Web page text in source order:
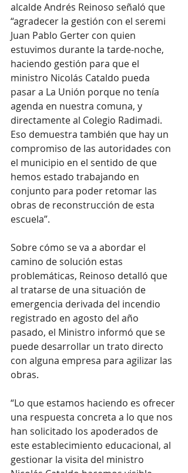
alcalde Andrés Reinoso señaló que
“agradecer la gestión con el seremi
Juan Pablo Gerter con quien
estuvimos durante la tarde-noche,
haciendo gestión para que el
ministro Nicolás Cataldo pueda
pasar a La Unión porque no tenía
agenda en nuestra comuna, y
directamente al Colegio Radimadi.
Eso demuestra también que hay un
compromiso de las autoridades con
el municipio en el sentido de que
hemos estado trabajando en
conjunto para poder retomar las
obras de reconstrucción de esta
escuela”.
Sobre cómo se va a abordar el
camino de solución estas
problemáticas, Reinoso detalló que
al tratarse de una situación de
emergencia derivada del incendio
registrado en agosto del año
pasado, el Ministro informó que se
puede desarrollar un trato directo
con alguna empresa para agilizar las
obras.
“Lo que estamos haciendo es ofrecer
una respuesta concreta a lo que nos
han solicitado los apoderados de
este establecimiento educacional, al
gestionar la visita del ministro